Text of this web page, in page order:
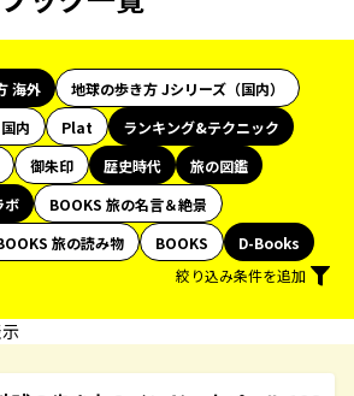
海外
地球の歩き方 Jシリーズ（国内）
内 Plat
ランキング&テクニック
御朱印 歴史時代
旅の図鑑
ボ
BOOKS 旅の名言＆絶景
旅の読み物 BOOKS
D-Books
絞り込み条件を追加